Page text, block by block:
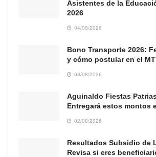
Asistentes de la
2026
04/08/2026
Bono Transporte 2026:
y cómo postular en el
03/08/2026
Aguinaldo Fiestas
Entregará estos montos
02/08/2026
Resultados Subsidio de
Revisa si eres